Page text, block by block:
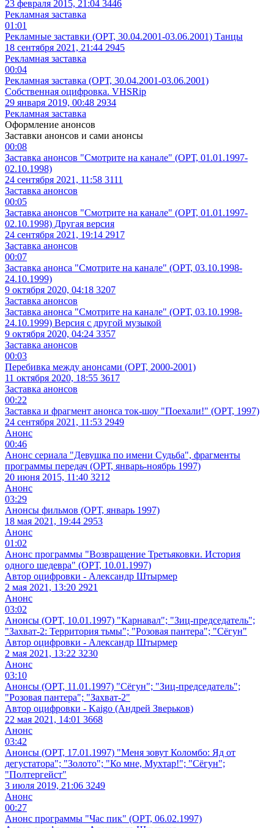
23 февраля 2015, 21:04 3446
Рекламная заставка
01:01
Рекламные заставки (ОРТ, 30.04.2001-03.06.2001) Танцы
18 сентября 2021, 21:44 2945
Рекламная заставка
00:04
Рекламная заставка (ОРТ, 30.04.2001-03.06.2001)
Собственная оцифровка. VHSRip
29 января 2019, 00:48 2934
Рекламная заставка
Оформление анонсов
Заставки анонсов и сами анонсы
00:08
Заставка анонсов "Смотрите на канале" (ОРТ, 01.01.1997-
02.10.1998)
24 сентября 2021, 11:58 3111
Заставка анонсов
00:05
Заставка анонсов "Смотрите на канале" (ОРТ, 01.01.1997-
02.10.1998) Другая версия
24 сентября 2021, 19:14 2917
Заставка анонсов
00:07
Заставка анонса "Смотрите на канале" (ОРТ, 03.10.1998-
24.10.1999)
9 октября 2020, 04:18 3207
Заставка анонсов
Заставка анонса "Смотрите на канале" (ОРТ, 03.10.1998-
24.10.1999) Версия с другой музыкой
9 октября 2020, 04:24 3357
Заставка анонсов
00:03
Перебивка между анонсами (ОРТ, 2000-2001)
11 октября 2020, 18:55 3617
Заставка анонсов
00:22
Заставка и фрагмент анонса ток-шоу "Поехали!" (ОРТ, 1997)
24 сентября 2021, 11:53 2949
Анонс
00:46
Анонс сериала "Девушка по имени Судьба", фрагменты
программы передач (ОРТ, январь-ноябрь 1997)
20 июня 2015, 11:40 3212
Анонс
03:29
Анонсы фильмов (ОРТ, январь 1997)
18 мая 2021, 19:44 2953
Анонс
01:02
Анонс программы "Возвращение Третьяковки. История
одного шедевра" (ОРТ, 10.01.1997)
Автор оцифровки - Александр Штырмер
2 мая 2021, 13:20 2921
Анонс
03:02
Анонсы (ОРТ, 10.01.1997) "Карнавал"; "Зиц-председатель";
"Захват-2: Территория тьмы"; "Розовая пантера"; "Сёгун"
Автор оцифровки - Александр Штырмер
2 мая 2021, 13:22 3230
Анонс
03:10
Анонсы (ОРТ, 11.01.1997) "Сёгун"; "Зиц-председатель";
"Розовая пантера"; "Захват-2"
Автор оцифровки - Kaigo (Андрей Зверьков)
22 мая 2021, 14:01 3668
Анонс
03:42
Анонсы (ОРТ, 17.01.1997) "Меня зовут Коломбо: Яд от
дегустатора"; "Золото"; "Ко мне, Мухтар!"; "Сёгун";
"Полтергейст"
3 июля 2019, 21:06 3249
Анонс
00:27
Анонс программы "Час пик" (ОРТ, 06.02.1997)